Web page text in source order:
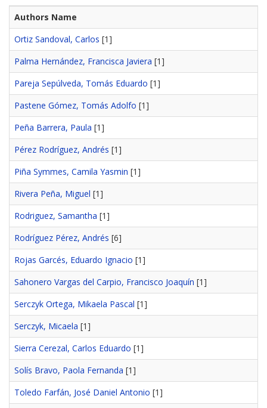
Authors Name
Ortiz Sandoval, Carlos [1]
Palma Hernández, Francisca Javiera [1]
Pareja Sepúlveda, Tomás Eduardo [1]
Pastene Gómez, Tomás Adolfo [1]
Peña Barrera, Paula [1]
Pérez Rodríguez, Andrés [1]
Piña Symmes, Camila Yasmin [1]
Rivera Peña, Miguel [1]
Rodriguez, Samantha [1]
Rodríguez Pérez, Andrés [6]
Rojas Garcés, Eduardo Ignacio [1]
Sahonero Vargas del Carpio, Francisco Joaquín [1]
Serczyk Ortega, Mikaela Pascal [1]
Serczyk, Micaela [1]
Sierra Cerezal, Carlos Eduardo [1]
Solís Bravo, Paola Fernanda [1]
Toledo Farfán, José Daniel Antonio [1]